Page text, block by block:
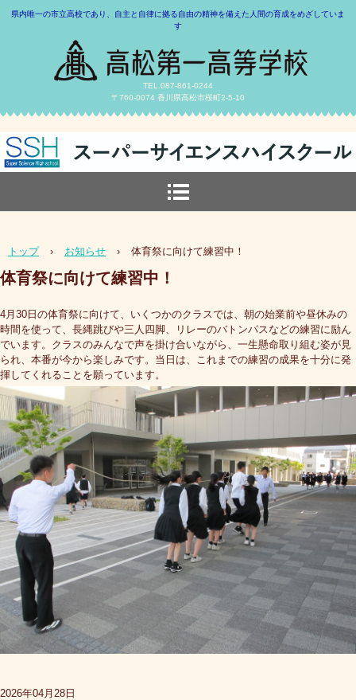
県内唯一の市立高校であり、自主と自律に拠る自由の精神を備えた人間の育成をめざしていま
す
TEL.087-861-0244
〒760-0074 香川県高松市桜町2-5-10
トップ › お知らせ › 体育祭に向けて練習中！
体育祭に向けて練習中！
4月30日の体育祭に向けて、いくつかのクラスでは、朝の始業前や昼休みの
時間を使って、長縄跳びや三人四脚、リレーのバトンパスなどの練習に励ん
でいます。クラスのみんなで声を掛け合いながら、一生懸命取り組む姿が見
られ、本番が今から楽しみです。当日は、これまでの練習の成果を十分に発
揮してくれることを願っています。
2026年04月28日